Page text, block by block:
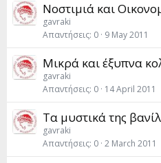
Νοστιμιά και
gavraki
Απαντήσεις 0 9 May 2011
Μικρά και έξυπνα
gavraki
Απαντήσεις 0 14 April 2011
Τα μυστικά της
gavraki
Απαντήσεις 0 2 March 2011